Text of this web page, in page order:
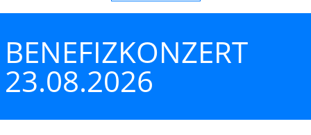
Kinderschutzdienst – wir sind für euch da!
Kinder zu Tisch
Hort „Vorstadt Kids“
Präventionsprogramm Kita
Präventionsprogramme Grundschule
BENEFIZKONZERT
23.08.2026